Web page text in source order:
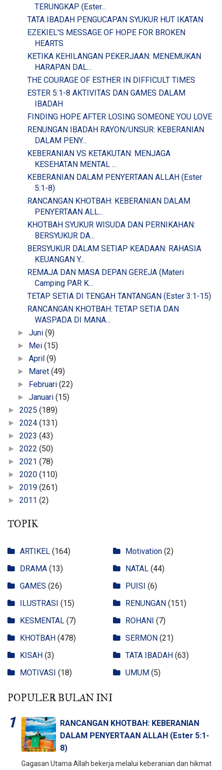
TERUNGKAP (Ester...
TATA IBADAH PENGUCAPAN SYUKUR HUT IKATAN
EZEKIEL'S MESSAGE OF HOPE FOR BROKEN
HEARTS
KETIKA KEHILANGAN PEKERJAAN: MENEMUKAN
HARAPAN DAL...
THE COURAGE OF ESTHER IN DIFFICULT TIMES
ESTER 5:1-8 AKTIVITAS DAN GAMES DALAM
IBADAH
FINDING HOPE AFTER LOSING SOMEONE YOU LOVE
RENUNGAN IBADAH RAYON/UNSUR: KEBERANIAN
DALAM PENY...
KEBERANIAN VS KETAKUTAN: MENJAGA
KESEHATAN MENTAL ...
KEBERANIAN DALAM PENYERTAAN ALLAH (Ester
5:1-8)
RANCANGAN KHOTBAH: KEBERANIAN DALAM
PENYERTAAN ALL...
KHOTBAH SYUKUR WISUDA DAN PERNIKAHAN:
BERSYUKUR DA...
BERSYUKUR DALAM SETIAP KEADAAN: RAHASIA
KEUANGAN Y...
REMAJA DAN MASA DEPAN GEREJA (Materi
Camping PAR K...
TETAP SETIA DI TENGAH TANTANGAN (Ester 3:1-15)
RANCANGAN KHOTBAH: TETAP SETIA DAN
WASPADA DI MANA...
►Juni(9)
► Mei(15)
►April(9)
► Maret(49)
► Februari(22)
►Januari(15)
► 2025 (189)
► 2024 (131)
► 2023 (43)
► 2022 (50)
► 2021 (78)
► 2020 (110)
► 2019 (261)
► 2011 (2)
TOPIK
ARTIKEL (164)
DRAMA (13)
GAMES (26)
ILUSTRASI (15)
KESMENTAL (7)
KHOTBAH (478)
KISAH (3)
MOTIVASI (18)
Motivation (2)
NATAL (44)
PUISI (6)
RENUNGAN (151)
ROHANI (7)
SERMON (21)
TATA IBADAH (63)
UMUM (5)
POPULER BULAN INI
RANCANGAN KHOTBAH: KEBERANIAN
DALAM PENYERTAAN ALLAH (Ester 5:1-
8)
Gagasan Utama Allah bekerja melalui keberanian dan hikmat